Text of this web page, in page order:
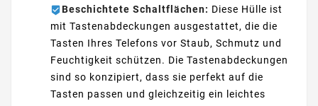
Beschichtete Schaltflächen: Diese Hülle ist
mit Tastenabdeckungen ausgestattet, die die
Tasten Ihres Telefons vor Staub, Schmutz und
Feuchtigkeit schützen. Die Tastenabdeckungen
sind so konzipiert, dass sie perfekt auf die
Tasten passen und gleichzeitig ein leichtes